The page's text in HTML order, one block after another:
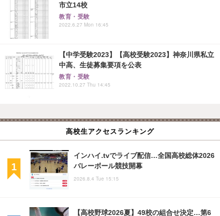
市立14校
教育・受験
2022.6.27 Mon 16:45
【中学受験2023】【高校受験2023】神奈川県私立
中高、生徒募集要項を公表
教育・受験
2022.10.27 Thu 14:45
高校生アクセスランキング
インハイ.tvでライブ配信…全国高校総体2026
バレーボール競技開幕
2026.8.4 Tue 15:15
【高校野球2026夏】49校の組合せ決定…第6